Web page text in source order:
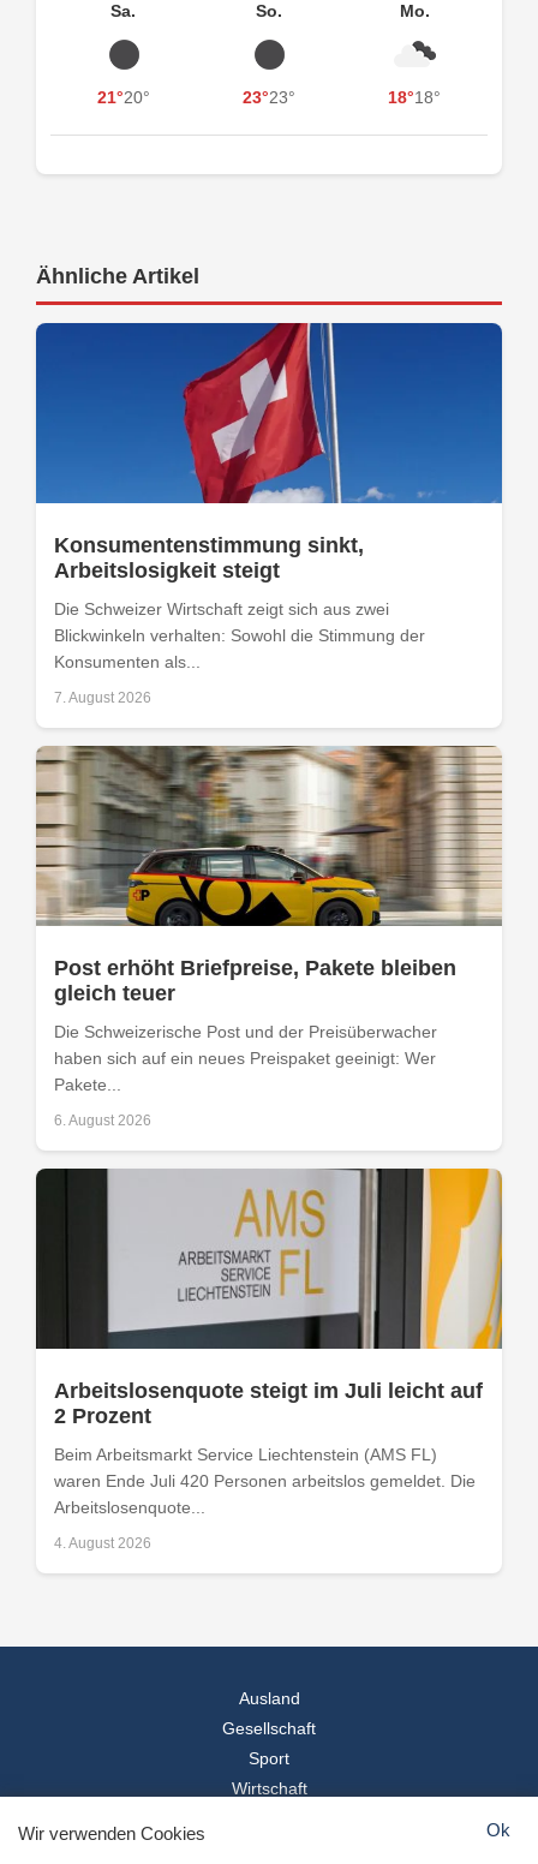
Sa.
21°20°
So.
23°23°
Mo.
18°18°
Ähnliche Artikel
Konsumentenstimmung sinkt,
Arbeitslosigkeit steigt
Die Schweizer Wirtschaft zeigt sich aus zwei
Blickwinkeln verhalten: Sowohl die Stimmung der
Konsumenten als...
7. August 2026
Post erhöht Briefpreise, Pakete bleiben
gleich teuer
Die Schweizerische Post und der Preisüberwacher
haben sich auf ein neues Preispaket geeinigt: Wer
Pakete...
6. August 2026
Arbeitslosenquote steigt im Juli leicht auf
2 Prozent
Beim Arbeitsmarkt Service Liechtenstein (AMS FL)
waren Ende Juli 420 Personen arbeitslos gemeldet. Die
Arbeitslosenquote...
4. August 2026
Ausland
Gesellschaft
Sport
Wirtschaft
© 2026Landesspiegel
Wir verwenden Cookies Ok